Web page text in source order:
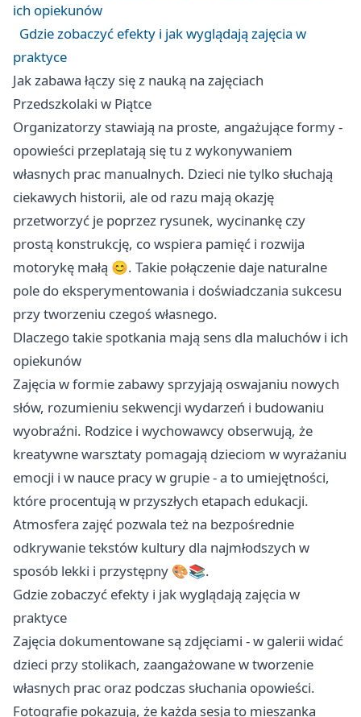
ich opiekunów
Gdzie zobaczyć efekty i jak wyglądają zajęcia w
praktyce
Jak zabawa łączy się z nauką na zajęciach
Przedszkolaki w Piątce
Organizatorzy stawiają na proste, angażujące formy -
opowieści przeplatają się tu z wykonywaniem
własnych prac manualnych. Dzieci nie tylko słuchają
ciekawych historii, ale od razu mają okazję
przetworzyć je poprzez rysunek, wycinankę czy
prostą konstrukcję, co wspiera pamięć i rozwija
motorykę małą 😊. Takie połączenie daje naturalne
pole do eksperymentowania i doświadczania sukcesu
przy tworzeniu czegoś własnego.
Dlaczego takie spotkania mają sens dla maluchów i ich
opiekunów
Zajęcia w formie zabawy sprzyjają oswajaniu nowych
słów, rozumieniu sekwencji wydarzeń i budowaniu
wyobraźni. Rodzice i wychowawcy obserwują, że
kreatywne warsztaty pomagają dzieciom w wyrażaniu
emocji i w nauce pracy w grupie - a to umiejętności,
które procentują w przyszłych etapach edukacji.
Atmosfera zajęć pozwala też na bezpośrednie
odkrywanie tekstów kultury dla najmłodszych w
sposób lekki i przystępny 🎨📚.
Gdzie zobaczyć efekty i jak wyglądają zajęcia w
praktyce
Zajęcia dokumentowane są zdjęciami - w galerii widać
dzieci przy stolikach, zaangażowane w tworzenie
własnych prac oraz podczas słuchania opowieści.
Fotografie pokazują, że każda sesja to mieszanka